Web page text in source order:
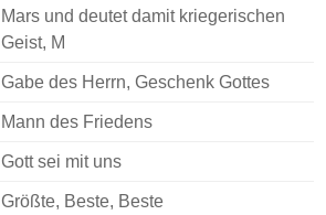
Mars und deutet damit kriegerischen
Geist, M
Gabe des Herrn, Geschenk Gottes
Mann des Friedens
Gott sei mit uns
Größte, Beste, Beste